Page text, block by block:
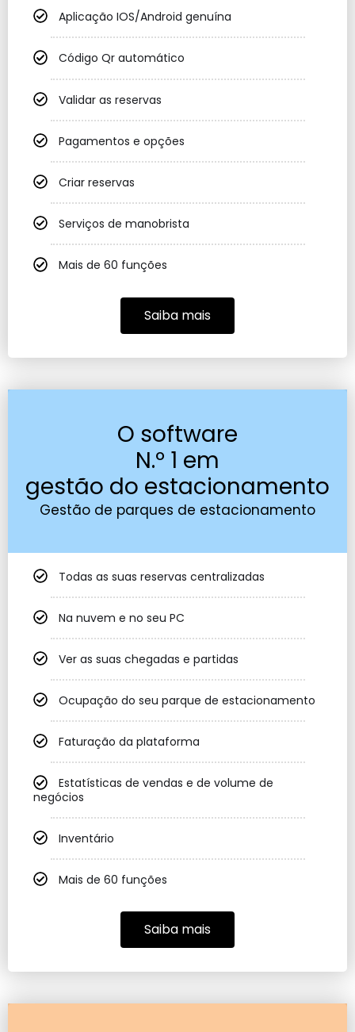
Aplicação IOS/Android genuína
Código Qr automático
Validar as reservas
Pagamentos e opções
Criar reservas
Serviços de manobrista
Mais de 60 funções
Saiba mais
O software
N.º 1 em
gestão do estacionamento
Gestão de parques de estacionamento
Todas as suas reservas centralizadas
Na nuvem e no seu PC
Ver as suas chegadas e partidas
Ocupação do seu parque de estacionamento
Faturação da plataforma
Estatísticas de vendas e de volume de
negócios
Inventário
Mais de 60 funções
Saiba mais